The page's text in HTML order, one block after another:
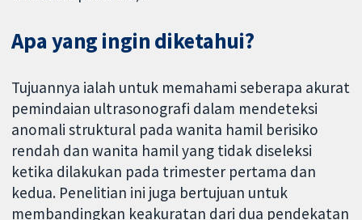
Apa yang ingin diketahui?
Tujuannya ialah untuk memahami seberapa akurat
pemindaian ultrasonografi dalam mendeteksi
anomali struktural pada wanita hamil berisiko
rendah dan wanita hamil yang tidak diseleksi
ketika dilakukan pada trimester pertama dan
kedua. Penelitian ini juga bertujuan untuk
membandingkan keakuratan dari dua pendekatan